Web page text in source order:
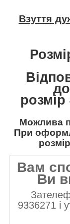
Взуття
розмір
Можлива
При
Вам
Ви
9336271 і